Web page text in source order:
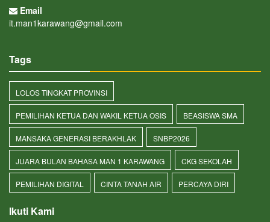
Email
it.man1karawang@gmail.com
Tags
LOLOS TINGKAT PROVINSI
PEMILIHAN KETUA DAN WAKIL KETUA OSIS BEASISWA SMA
MANSAKA GENERASI BERAKHLAK SNBP2026
JUARA BULAN BAHASA MAN 1 KARAWANG CKG SEKOLAH
PEMILIHAN DIGITAL CINTA TANAH AIR PERCAYA DIRI
Ikuti Kami